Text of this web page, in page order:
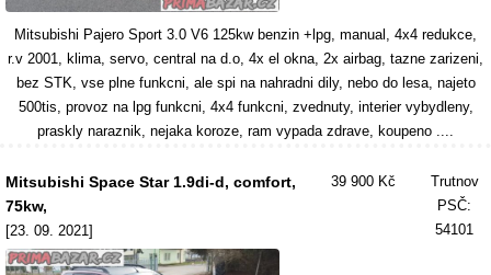
Mitsubishi Pajero Sport 3.0 V6 125kw benzin +lpg, manual, 4x4 redukce,
r.v 2001, klima, servo, central na d.o, 4x el okna, 2x airbag, tazne zarizeni,
bez STK, vse plne funkcni, ale spi na nahradni dily, nebo do lesa, najeto
500tis, provoz na lpg funkcni, 4x4 funkcni, zvednuty, interier vybydleny,
praskly naraznik, nejaka koroze, ram vypada zdrave, koupeno ....
Mitsubishi Space Star 1.9di-d, comfort,
75kw,
[23. 09. 2021]
39 900 Kč
Trutnov
PSČ:
54101